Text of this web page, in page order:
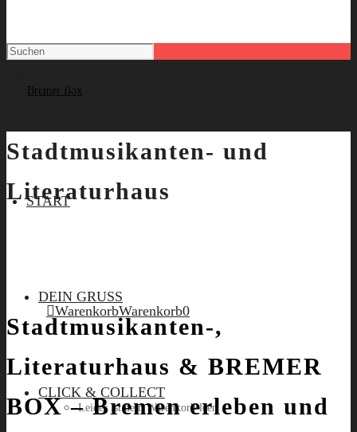
START
DEIN GRUSS
CLICK & COLLECT
WarenkorbWarenkorb0
Leider ist dein Warenkorb leer.
AB GEHT DIE
BOX Geschenkkörbe
Stadtmusikanten- und
Literaturhaus
Stadtmusikanten-,
Literaturhaus & BREMER
BOX – Bremen erleben und